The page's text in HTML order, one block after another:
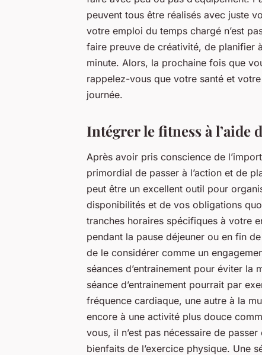
peuvent tous être réalisés avec juste
votre emploi du temps chargé n’est
faire preuve de créativité, de planifier
minute. Alors, la prochaine fois que
rappelez-vous que votre santé et
journée.
Intégrer le fitness à l’aide
Après avoir pris conscience de
primordial de passer à l’action et de
peut être un excellent outil pour
disponibilités et de vos obligations
tranches horaires spécifiques à votre
pendant la pause déjeuner ou en fin
de le considérer comme un
séances d’entrainement pour éviter
séance d’entrainement pourrait par
fréquence cardiaque, une autre à la
encore à une activité plus douce
vous, il n’est pas nécessaire de
bienfaits de l’exercice physique. Une